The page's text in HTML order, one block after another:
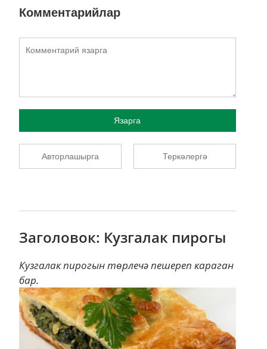
Комментарийлар
Язарга
Авторлашырга Теркәлергә
Заголовок: Кузгалак пирогы
Кузгалак пирогын төрлечә пешереп караган
бар.